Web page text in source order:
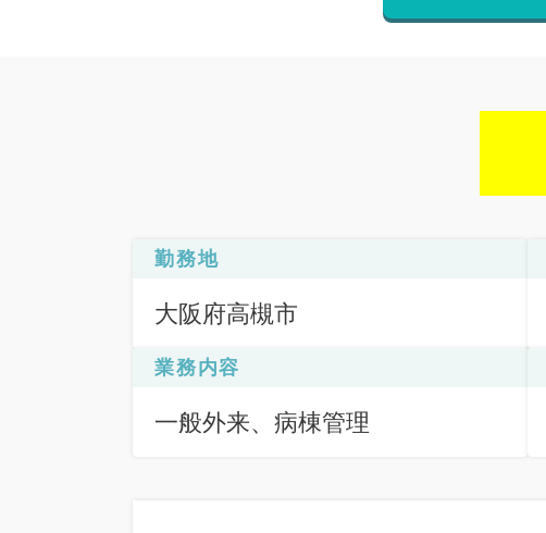
勤務地
大阪府高槻市
業務内容
一般外来、病棟管理